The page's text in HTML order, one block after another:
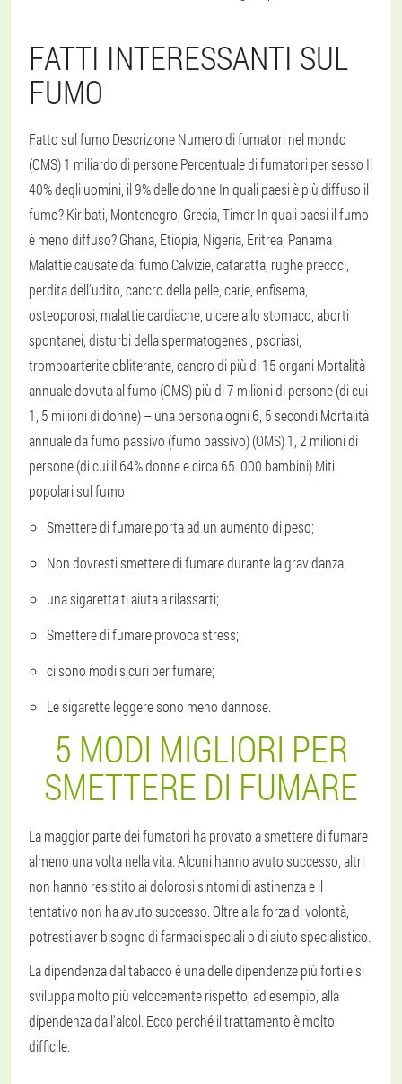
FATTI INTERESSANTI SUL
FUMO
Fatto sul fumo Descrizione Numero di fumatori nel mondo
(OMS) 1 miliardo di persone Percentuale di fumatori per sesso Il
40% degli uomini, il 9% delle donne In quali paesi è più diffuso il
fumo? Kiribati, Montenegro, Grecia, Timor In quali paesi il fumo
è meno diffuso? Ghana, Etiopia, Nigeria, Eritrea, Panama
Malattie causate dal fumo Calvizie, cataratta, rughe precoci,
perdita dell'udito, cancro della pelle, carie, enfisema,
osteoporosi, malattie cardiache, ulcere allo stomaco, aborti
spontanei, disturbi della spermatogenesi, psoriasi,
tromboarterite obliterante, cancro di più di 15 organi Mortalità
annuale dovuta al fumo (OMS) più di 7 milioni di persone (di cui
1, 5 milioni di donne) – una persona ogni 6, 5 secondi Mortalità
annuale da fumo passivo (fumo passivo) (OMS) 1, 2 milioni di
persone (di cui il 64% donne e circa 65. 000 bambini) Miti
popolari sul fumo
Smettere di fumare porta ad un aumento di peso;
Non dovresti smettere di fumare durante la gravidanza;
una sigaretta ti aiuta a rilassarti;
Smettere di fumare provoca stress;
ci sono modi sicuri per fumare;
Le sigarette leggere sono meno dannose.
5 MODI MIGLIORI PER
SMETTERE DI FUMARE
La maggior parte dei fumatori ha provato a smettere di fumare
almeno una volta nella vita. Alcuni hanno avuto successo, altri
non hanno resistito ai dolorosi sintomi di astinenza e il
tentativo non ha avuto successo. Oltre alla forza di volontà,
potresti aver bisogno di farmaci speciali o di aiuto specialistico.
La dipendenza dal tabacco è una delle dipendenze più forti e si
sviluppa molto più velocemente rispetto, ad esempio, alla
dipendenza dall'alcol. Ecco perché il trattamento è molto
difficile.